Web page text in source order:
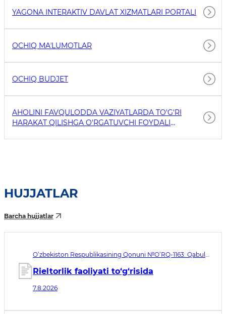
YAGONA INTERAKTIV DAVLAT XIZMATLARI PORTALI
OCHIQ MAʼLUMOTLAR
OCHIQ BUDJET
AHOLINI FAVQULODDA VAZIYATLARDA TO'G'RI
HARAKAT QILISHGA O'RGATUVCHI FOYDALI
HUJJATLAR
Barcha hujjatlar
O‘zbekiston Respublikasining Qonuni №O‘RQ-1163. Qabul
Rieltorlik faoliyati to‘g‘risida
7.8.2026